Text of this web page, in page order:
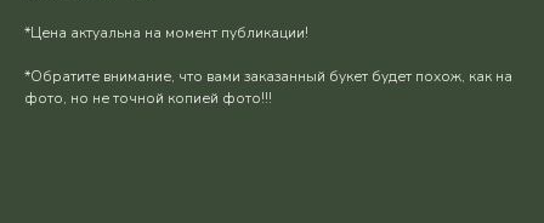
*Цена актуальна на момент публикации!
*Обратите внимание, что вами заказанный букет будет похож, как на
фото, но не точной копией фото!!!